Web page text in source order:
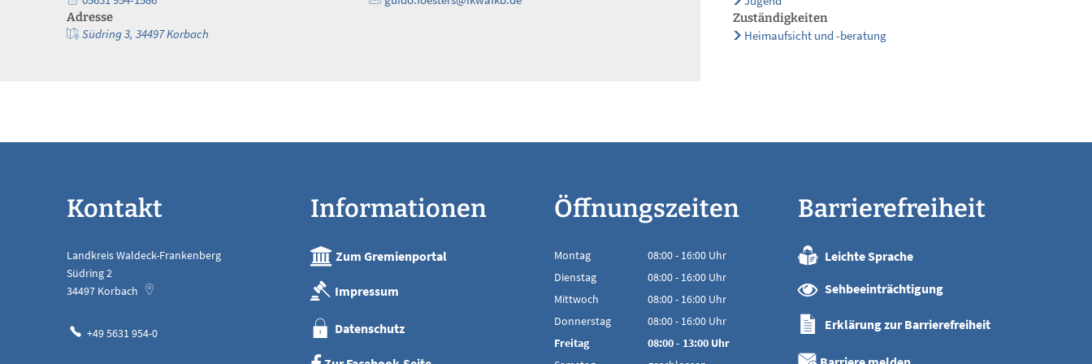
Adresse
Südring 3, 34497 Korbach
Zuständigkeiten
Heimaufsicht und -beratung
Kontakt
Landkreis Waldeck-Frankenberg
Südring 2
34497 Korbach
+49 5631 954-0
Informationen
Zum Gremienportal
Impressum
Datenschutz
Öffnungszeiten
Montag 08:00- 16:00 Uhr
Von 08:00 bis 16:00 Uhr
Dienstag 08:00- 16:00 Uhr
Von 08:00 bis 16:00 Uhr
Mittwoch 08:00- 16:00 Uhr
Von 08:00 bis 16:00 Uhr
Donnerstag 08:00- 16:00 Uhr
Von 08:00 bis 16:00 Uhr
Freitag 08:00- 13:00 Uhr
Von 08:00 bis 13:00 Uhr
Barrierefreiheit
Leichte Sprache
Sehbeeinträchtigung
Erklärung zur Barrierefreiheit